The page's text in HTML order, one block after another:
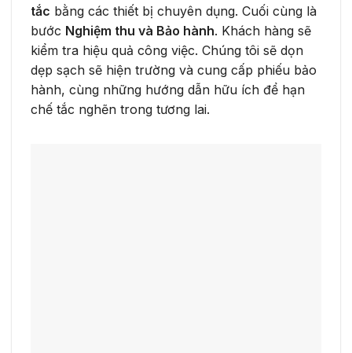
tắc bằng các thiết bị chuyên dụng. Cuối cùng là
bước Nghiệm thu và Bảo hành. Khách hàng sẽ
kiểm tra hiệu quả công việc. Chúng tôi sẽ dọn
dẹp sạch sẽ hiện trường và cung cấp phiếu bảo
hành, cùng những hướng dẫn hữu ích để hạn
chế tắc nghẽn trong tương lai.